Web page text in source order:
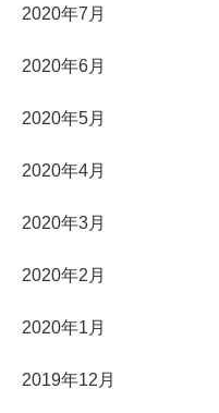
2020年7月
2020年6月
2020年5月
2020年4月
2020年3月
2020年2月
2020年1月
2019年12月